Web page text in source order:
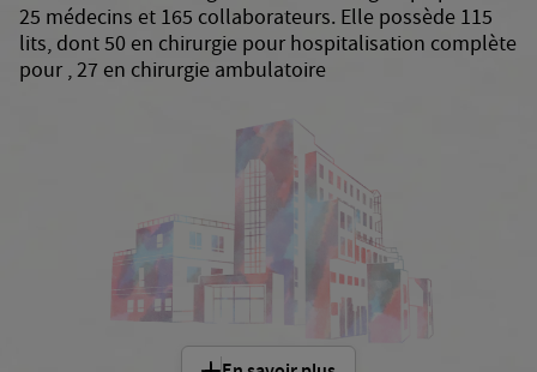
25 médecins et 165 collaborateurs. Elle possède 115
lits, dont 50 en chirurgie pour hospitalisation complète
pour , 27 en chirurgie ambulatoire